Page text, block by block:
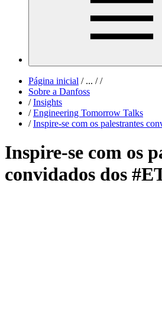
Página inicial /... / /
Sobre a Danfoss
/ Insights
/ Engineering Tomorrow Talks
/ Inspire-se com os palestrantes
Inspire-se com os
convidados dos